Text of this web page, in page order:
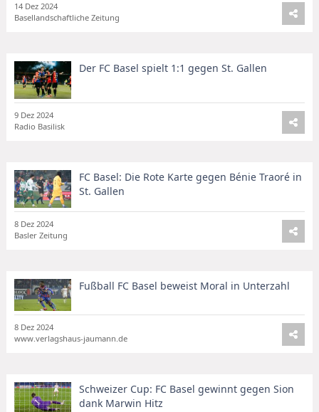
14 Dez 2024
Basellandschaftliche Zeitung
Der FC Basel spielt 1:1 gegen St. Gallen
9 Dez 2024
Radio Basilisk
FC Basel: Die Rote Karte gegen Bénie Traoré in
St. Gallen
8 Dez 2024
Basler Zeitung
Fußball FC Basel beweist Moral in Unterzahl
8 Dez 2024
www.verlagshaus-jaumann.de
Schweizer Cup: FC Basel gewinnt gegen Sion
dank Marwin Hitz